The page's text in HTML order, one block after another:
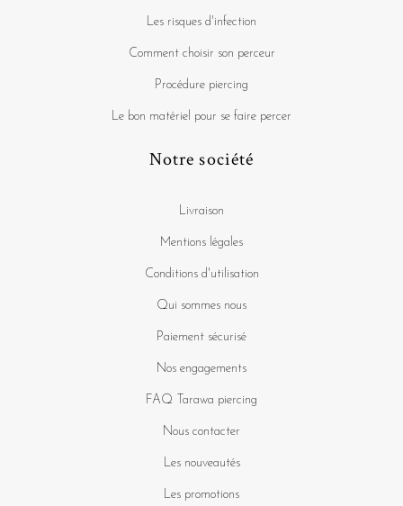
Les risques d'infection
Comment choisir son perceur
Procédure piercing
Le bon matériel pour se faire percer
Notre société
Livraison
Mentions légales
Conditions d'utilisation
Qui sommes nous
Paiement sécurisé
Nos engagements
FAQ Tarawa piercing
Nous contacter
Les nouveautés
Les promotions